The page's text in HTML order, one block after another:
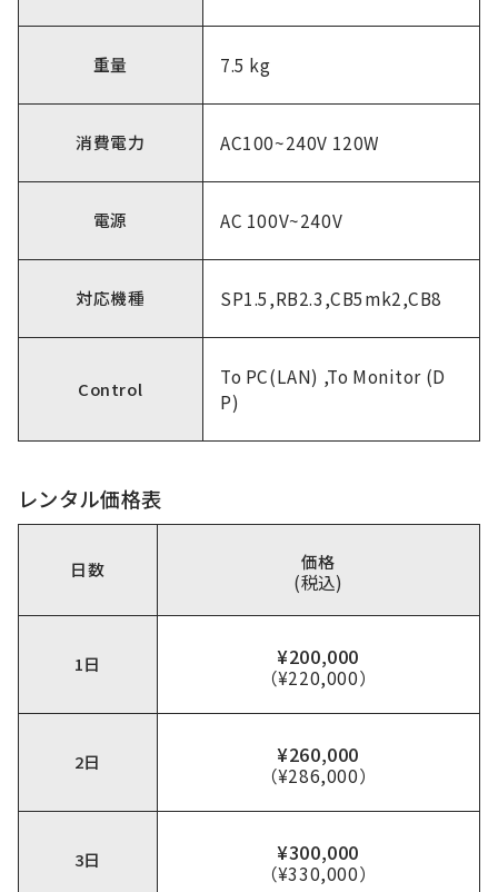
重量 7.5 kg
消費電力 AC100~240V 120W
電源 AC 100V~240V
対応機種 SP1.5,RB2.3,CB5mk2,CB8
Control
To PC(LAN) ,To Monitor (D
P)
レンタル価格表
日数 価格
(税込)
1日 ¥200,000
（¥220,000）
2日 ¥260,000
（¥286,000）
3日 ¥300,000
（¥330,000）